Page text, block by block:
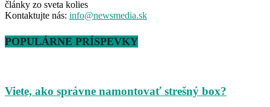
články zo sveta kolies
Kontaktujte nás: info@newsmedia.sk
POPULÁRNE PRÍSPEVKY
Viete, ako správne namontovať strešný box?